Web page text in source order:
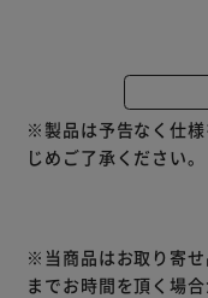
◆踏み心地がふかふか
◆裏生地には、通気
乾性があります。
※製品は予告なく仕
じめご了承ください。
※当商品はお取り寄
までお時間を頂く場合